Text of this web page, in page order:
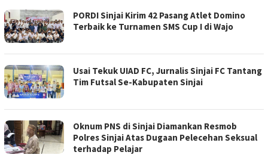
PORDI Sinjai Kirim 42 Pasang Atlet Domino
Terbaik ke Turnamen SMS Cup I di Wajo
Usai Tekuk UIAD FC, Jurnalis Sinjai FC Tantang
Tim Futsal Se-Kabupaten Sinjai
Oknum PNS di Sinjai Diamankan Resmob
Polres Sinjai Atas Dugaan Pelecehan Seksual
terhadap Pelajar